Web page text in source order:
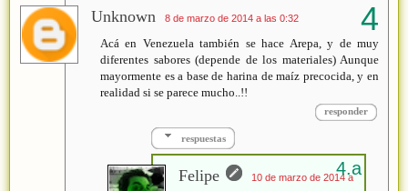
Unknown 8 de marzo de 2014 a las 0:32
Acá en Venezuela también se hace Arepa, y de muy
diferentes sabores (depende de los materiales) Aunque
mayormente es a base de harina de maíz precocida, y en
realidad si se parece mucho..!!
responder
respuestas
Felipe
10 de marzo de 2014 a